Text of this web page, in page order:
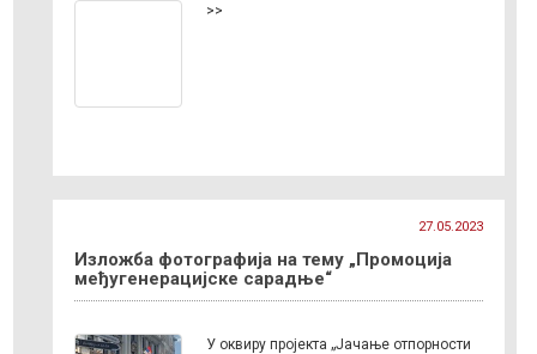
>>
27.05.2023
Изложба фотографија на тему „Промоција
међугенерацијске сарадње“
У оквиру пројекта „Јачање отпорности